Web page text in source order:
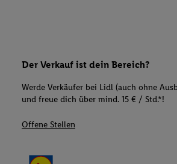
Der Verkauf ist dein Bereich?
Werde Verkäufer bei Lidl (auch ohne
und freue dich über mind. 15 € / Std.*!
Offene Stellen